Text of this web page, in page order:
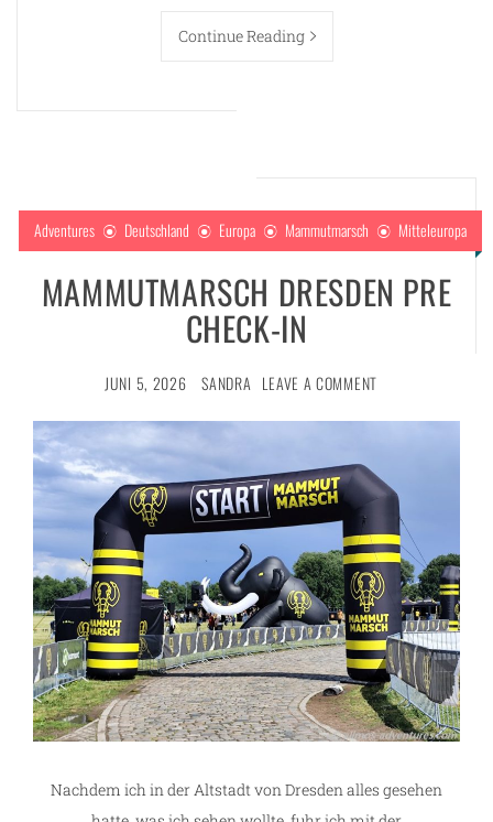
Continue Reading
Adventures Deutschland Europa Mammutmarsch Mitteleuropa
MAMMUTMARSCH DRESDEN PRE
CHECK-IN
JUNI 5, 2026 SANDRA LEAVE A COMMENT
Nachdem ich in der Altstadt von Dresden alles gesehen